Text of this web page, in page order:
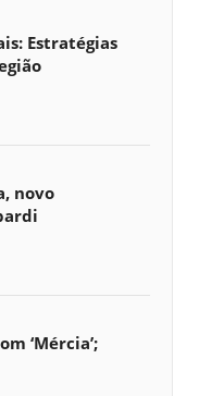
Estratégias
novo
‘Mércia’;